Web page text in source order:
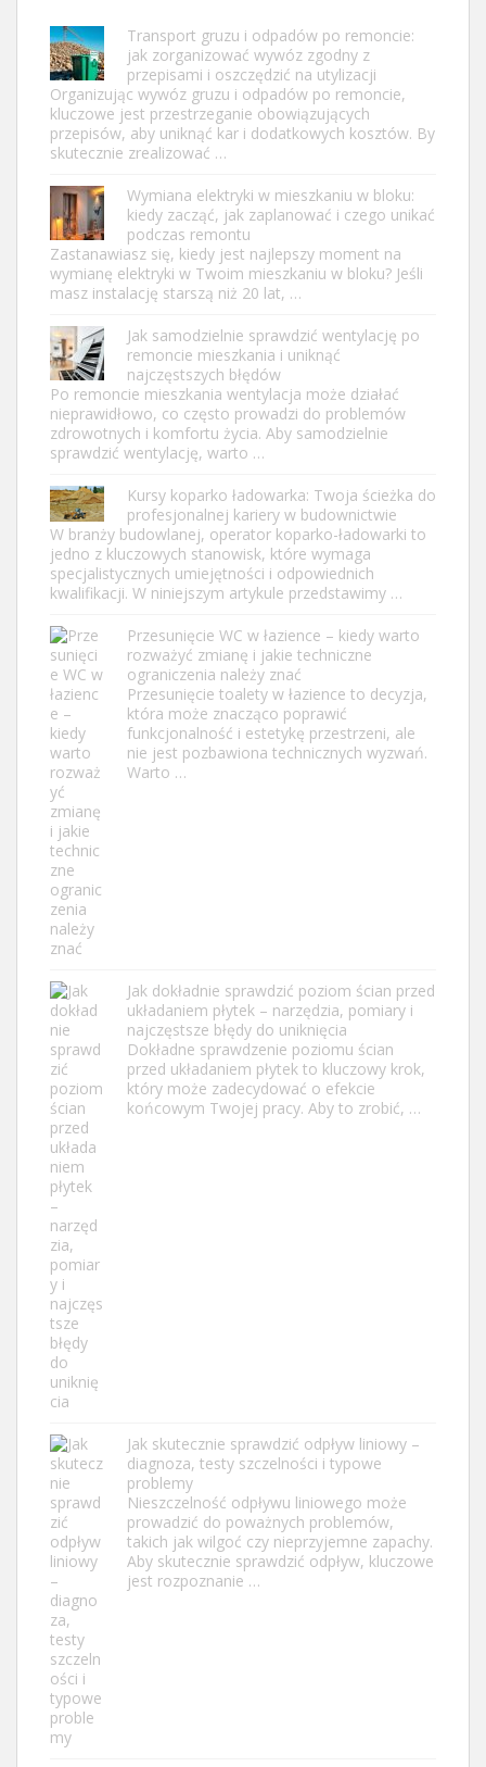
Transport gruzu i odpadów po remoncie:
jak zorganizować wywóz zgodny z
przepisami i oszczędzić na utylizacji
Organizując wywóz gruzu i odpadów po remoncie,
kluczowe jest przestrzeganie obowiązujących
przepisów, aby uniknąć kar i dodatkowych kosztów. By
skutecznie zrealizować …
Wymiana elektryki w mieszkaniu w bloku:
kiedy zacząć, jak zaplanować i czego unikać
podczas remontu
Zastanawiasz się, kiedy jest najlepszy moment na
wymianę elektryki w Twoim mieszkaniu w bloku? Jeśli
masz instalację starszą niż 20 lat, …
Jak samodzielnie sprawdzić wentylację po
remoncie mieszkania i uniknąć
najczęstszych błędów
Po remoncie mieszkania wentylacja może działać
nieprawidłowo, co często prowadzi do problemów
zdrowotnych i komfortu życia. Aby samodzielnie
sprawdzić wentylację, warto …
Kursy koparko ładowarka: Twoja ścieżka do
profesjonalnej kariery w budownictwie
W branży budowlanej, operator koparko-ładowarki to
jedno z kluczowych stanowisk, które wymaga
specjalistycznych umiejętności i odpowiednich
kwalifikacji. W niniejszym artykule przedstawimy …
Przesunięcie WC w łazience – kiedy warto
rozważyć zmianę i jakie techniczne
ograniczenia należy znać
Przesunięcie toalety w łazience to decyzja,
która może znacząco poprawić
funkcjonalność i estetykę przestrzeni, ale
nie jest pozbawiona technicznych wyzwań.
Warto …
Jak dokładnie sprawdzić poziom ścian przed
układaniem płytek – narzędzia, pomiary i
najczęstsze błędy do uniknięcia
Dokładne sprawdzenie poziomu ścian
przed układaniem płytek to kluczowy krok,
który może zadecydować o efekcie
końcowym Twojej pracy. Aby to zrobić, …
Jak skutecznie sprawdzić odpływ liniowy –
diagnoza, testy szczelności i typowe
problemy
Nieszczelność odpływu liniowego może
prowadzić do poważnych problemów,
takich jak wilgoć czy nieprzyjemne zapachy.
Aby skutecznie sprawdzić odpływ, kluczowe
jest rozpoznanie …